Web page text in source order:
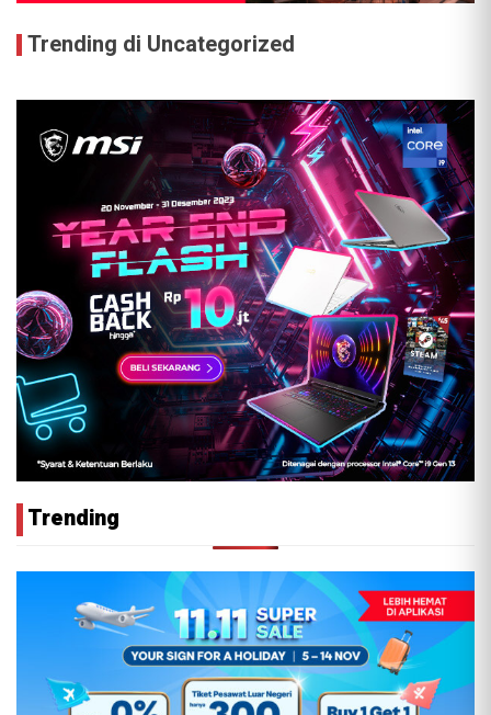
Trending di Uncategorized
Trending